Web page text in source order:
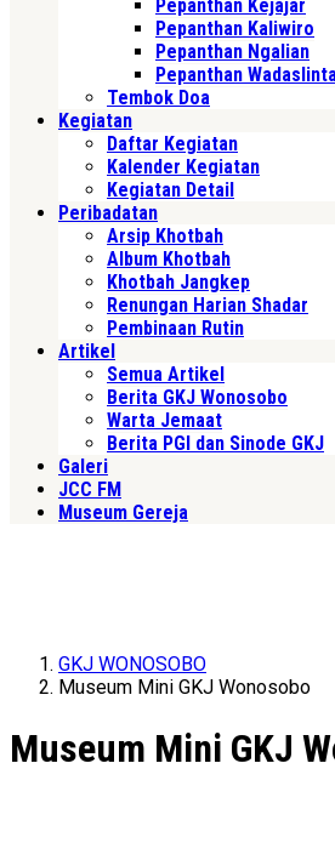
Pepanthan Kejajar
Pepanthan Kaliwiro
Pepanthan Ngalian
Pepanthan
Tembok Doa
Kegiatan
Daftar Kegiatan
Kalender Kegiatan
Kegiatan Detail
Peribadatan
Arsip Khotbah
Album Khotbah
Khotbah Jangkep
Renungan Harian Shadar
Pembinaan Rutin
Artikel
Semua Artikel
Berita GKJ Wonosobo
Warta Jemaat
Berita PGI dan Sinode GKJ
Galeri
JCC FM
Museum Gereja
GKJ WONOSOBO
Museum Mini GKJ Wonosobo
Museum Mini GKJ